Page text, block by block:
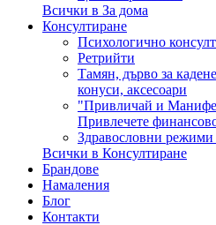
Всички в За дома
Консултиране
Психологично
Ретрийти
Тамян, дърво за
конуси, аксесоари
"Привличай и
Привлечете
Здравословни
Всички в Консултиране
Брандове
Намаления
Блог
Контакти